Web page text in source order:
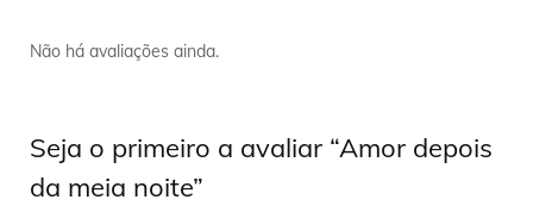
Não há avaliações ainda.
Seja o primeiro a avaliar “Amor depois
da meia noite”